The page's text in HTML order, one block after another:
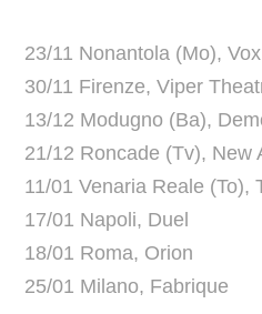
23/11 Nonantola (Mo),
30/11 Firenze, Viper
13/12 Modugno (Ba),
21/12 Roncade (Tv), New
11/01 Venaria Reale (To),
17/01 Napoli, Duel
18/01 Roma, Orion
25/01 Milano, Fabrique